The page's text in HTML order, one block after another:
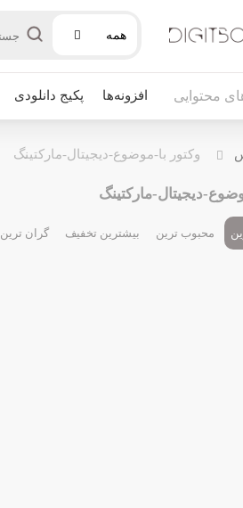
همه
محتوایی افزونه‌ها پکیج دانلودی
وکتور با-موضوع-دیجیتال-مارکتینگ
دیجیتال-مارکتینگ
محبوب ترین بیشترین تخفیف گران ترین